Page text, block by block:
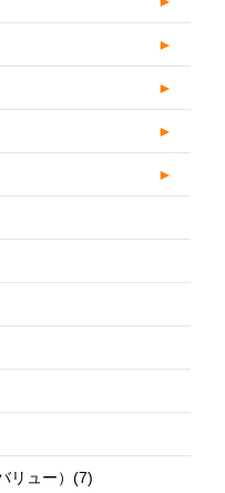
►
►
►
►
リュー）(7)